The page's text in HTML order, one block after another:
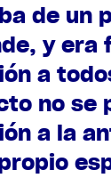
de un
y era
a
no se
a la